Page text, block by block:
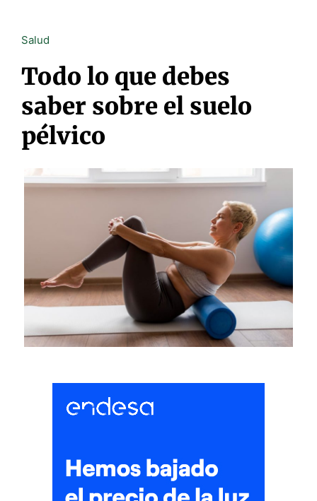
Salud
Todo lo que debes
saber sobre el suelo
pélvico